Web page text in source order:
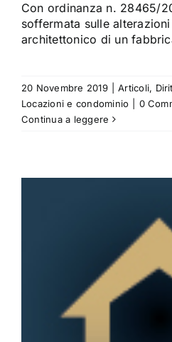
Con ordinanza n. 28465/
soffermata sulle
architettonico di un
20 Novembre 2019 Articoli,
Locazioni e condominio
0
Continua a leggere